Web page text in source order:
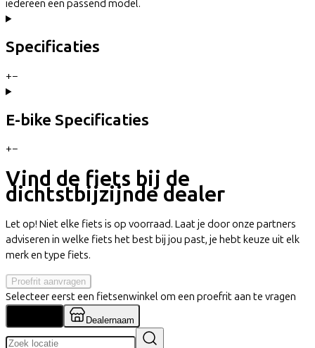
iedereen een passend model.
Specificaties
+−
E-bike Specificaties
+−
Vind de fiets bij de
dichtstbijzijnde dealer
Let op! Niet elke fiets is op voorraad. Laat je door onze partners
adviseren in welke fiets het best bij jou past, je hebt keuze uit elk
merk en type fiets.
Proefrit aanvragen
Selecteer eerst een fietsenwinkel om een proefrit aan te vragen
Dealernaam